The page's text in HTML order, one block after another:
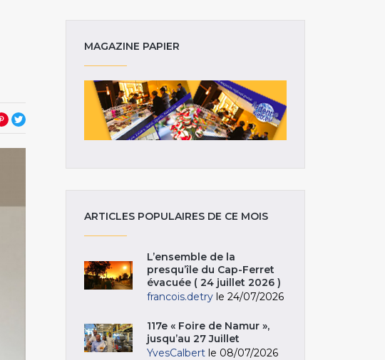
MAGAZINE PAPIER
ARTICLES POPULAIRES DE CE MOIS
L’ensemble de la
presqu’île du Cap-Ferret
évacuée ( 24 juillet 2026 )
francois.detry le 24/07/2026
117e « Foire de Namur »,
jusqu’au 27 Juillet
YvesCalbert le 08/07/2026